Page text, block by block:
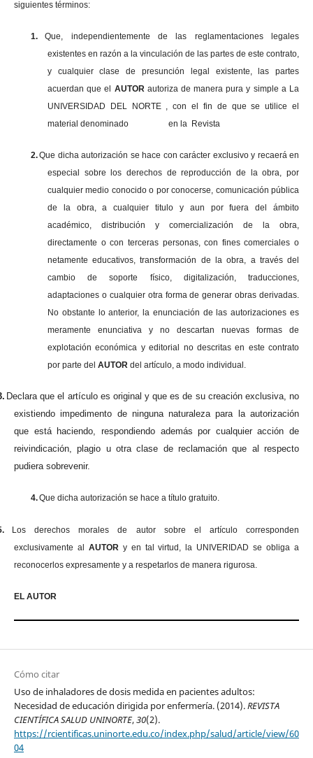
siguientes términos:
1.
Que, independientemente de las reglamentaciones legales
existentes en razón a la vinculación de las partes de este contrato,
y cualquier clase de presunción legal existente, las partes
acuerdan que el AUTOR autoriza de manera pura y simple a La
UNIVERSIDAD DEL NORTE , con el fin de que se utilice el
material denominado en la Revista
2.Que dicha autorización se hace con carácter exclusivo y recaerá en
especial sobre los derechos de reproducción de la obra, por
cualquier medio conocido o por conocerse, comunicación pública
de la obra, a cualquier titulo y aun por fuera del ámbito
académico, distribución y comercialización de la obra,
directamente o con terceras personas, con fines comerciales o
netamente educativos, transformación de la obra, a través del
cambio de soporte físico, digitalización, traducciones,
adaptaciones o cualquier otra forma de generar obras derivadas.
No obstante lo anterior, la enunciación de las autorizaciones es
meramente enunciativa y no descartan nuevas formas de
explotación económica y editorial no descritas en este contrato
por parte del AUTORdel artículo, a modo individual.
Declara que el artículo es original y que es de su creación exclusiva, no
existiendo impedimento de ninguna naturaleza para la autorización
que está haciendo, respondiendo además por cualquier acción de
reivindicación, plagio u otra clase de reclamación que al respecto
pudiera sobrevenir.
4.Que dicha autorización se hace a título gratuito.
Los derechos morales de autor sobre el artículo corresponden
exclusivamente al AUTOR y en tal virtud, la UNIVERIDAD se obliga a
reconocerlos expresamente y a respetarlos de manera rigurosa.
EL AUTOR
Cómo citar
Uso de inhaladores de dosis medida en pacientes adultos:
Necesidad de educación dirigida por enfermería. (2014).REVISTA
CIENTÍFICA SALUD UNINORTE,30(2).
https://rcientificas.uninorte.edu.co/index.php/salud/article/view/60
04